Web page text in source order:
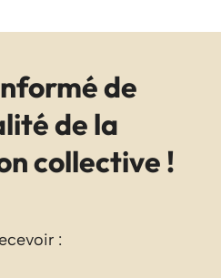
de
de la
collective !
: